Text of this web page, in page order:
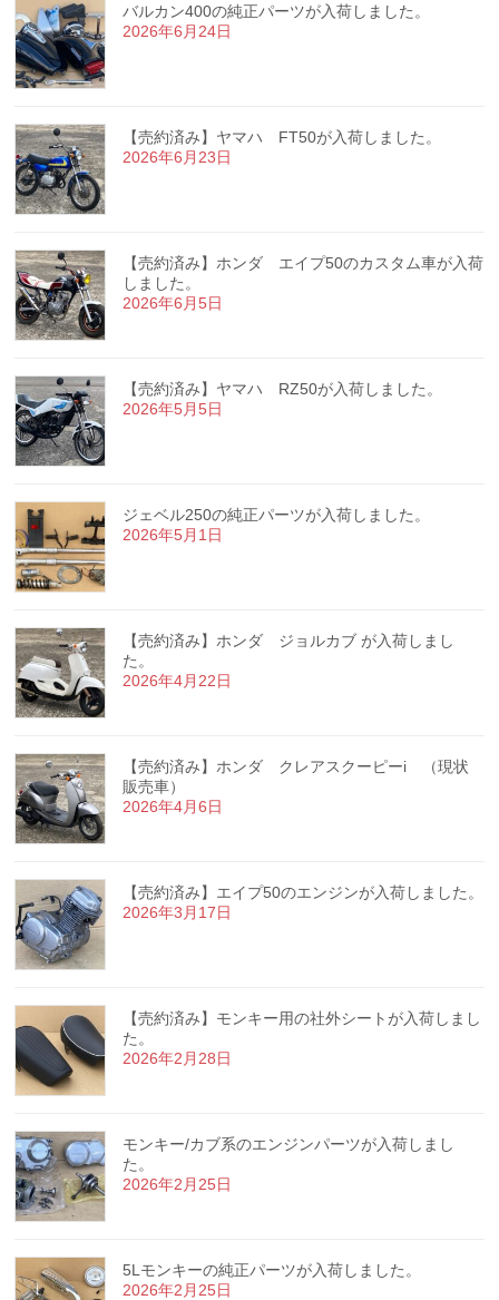
バルカン400の純正パーツが入荷しました。
2026年6月24日
【売約済み】ヤマハ FT50が入荷しました。
2026年6月23日
【売約済み】ホンダ エイプ50のカスタム車が入荷
しました。
2026年6月5日
【売約済み】ヤマハ RZ50が入荷しました。
2026年5月5日
ジェベル250の純正パーツが入荷しました。
2026年5月1日
【売約済み】ホンダ ジョルカブ が入荷しまし
た。
2026年4月22日
【売約済み】ホンダ クレアスクーピーi （現状
販売車）
2026年4月6日
【売約済み】エイプ50のエンジンが入荷しました。
2026年3月17日
【売約済み】モンキー用の社外シートが入荷しまし
た。
2026年2月28日
モンキー/カブ系のエンジンパーツが入荷しまし
た。
2026年2月25日
5Lモンキーの純正パーツが入荷しました。
2026年2月25日